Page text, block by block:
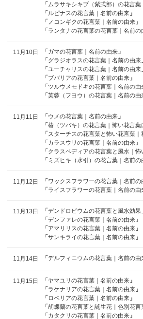
「 ムラサキシキブ（紫式部）の花言葉
「 ルピナスの花言葉｜名前の由来 」
「 ノコンギクの花言葉｜名前の由来 」
「 ランタナの花言葉の花言葉｜名前の
11月10日 「 ガマの花言葉｜名前の由来 」
「 グラジオラスの花言葉｜名前の由来
「 ユーチャリスの花言葉｜名前の由来
「 ブバリアの花言葉｜名前の由来 」
「 ツルウメモドキの花言葉｜名前の由
「 芙蓉（フヨウ）の花言葉｜名前の由
11月11日 「 ウメの花言葉｜名前の由来 」
「 椿（ツバキ）の花言葉｜怖い花言葉
「 スターチスの花言葉と怖い花言葉
「 カラスウリの花言葉｜名前の由来 」
「 クラスペディアの花言葉と風水｜怖
「 ミズヒキ（水引）の花言葉｜名前の
11月12日 「 ワックスフラワーの花言葉｜名前の
「 ライスフラワーの花言葉｜名前の由
11月13日 「 デンドロビウムの花言葉と風水効果
「 デンファレの花言葉｜名前の由来 」
「 アマリリスの花言葉｜名前の由来 」
「 サンキライの花言葉｜名前の由来 」
11月14日 「 デルフィニウムの花言葉｜名前の由
11月15日 「 ヤマユリの花言葉｜名前の由来 」
「 ラケナリアの花言葉｜名前の由来 」
「 ロベリアの花言葉｜名前の由来 」
「 胡蝶蘭の花言葉と誕生花｜色別花言
「 カタクリの花言葉｜名前の由来 」